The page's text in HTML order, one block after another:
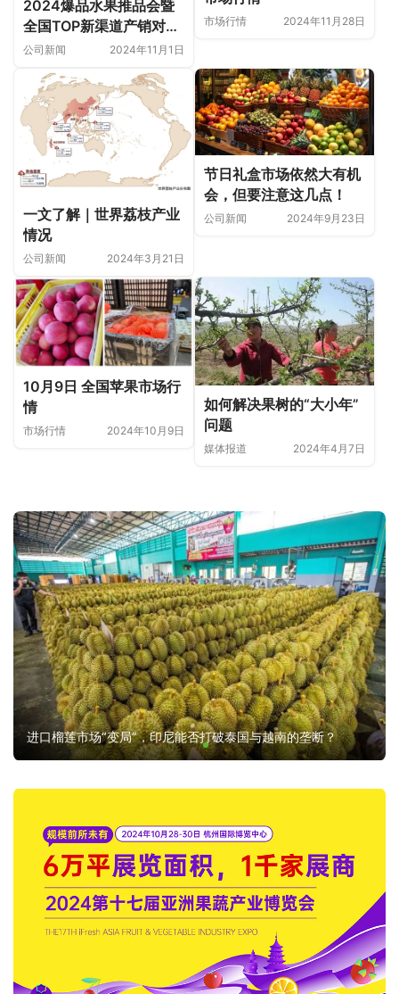
2024爆品水果推品会暨
全国TOP新渠道产销对接
会圆满成功，共探水果产
公司新闻 2024年11月1日
市场行情 2024年11月28日
一文了解｜世界荔枝产业
情况
公司新闻 2024年3月21日
节日礼盒市场依然大有机
会，但要注意这几点！
公司新闻 2024年9月23日
10月9日 全国苹果市场行
情
市场行情 2024年10月9日
如何解决果树的“大小年”
问题
媒体报道 2024年4月7日
进口榴莲市场“变局”，印尼能否打破泰国与越南的垄断？